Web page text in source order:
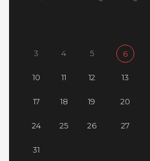
3 4 5 6
10 11 12 13
17 18 19 20
24 25 26 27
31